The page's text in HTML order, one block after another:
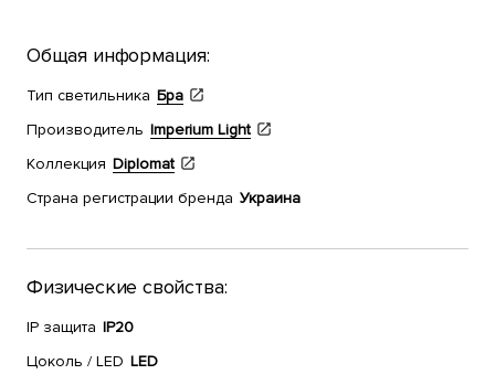
Общая информация:
Тип светильника Бра
Производитель Imperium Light
Коллекция Diplomat
Страна регистрации бренда Украина
Физические свойства:
IP защита IP20
Цоколь / LED LED